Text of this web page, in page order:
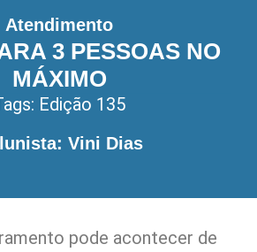
Atendimento
3 PESSOAS NO
MÁXIMO
Edição 135
Vini Dias
pode acontecer de